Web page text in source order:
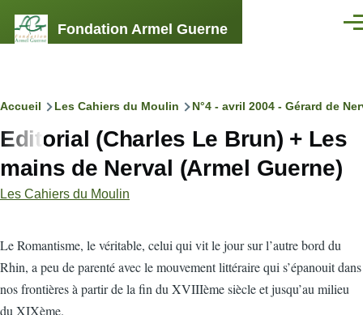
Fondation Armel Guerne
Fil
d'Ariane
Accueil Les Cahiers du Moulin N°4 - avril 2004 - Gérard de
Editorial (Charles Le Brun) + Les
mains de Nerval (Armel Guerne)
Les Cahiers du Moulin
Le Romantisme, le véritable, celui qui vit le jour sur l’autre bord du
Rhin, a peu de parenté avec le mouvement littéraire qui s’épanouit dans
nos frontières à partir de la fin du XVIIIème siècle et jusqu’au milieu
du XIXème.